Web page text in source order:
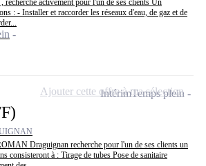
: - Installer et raccorder les réseaux d'eau, de gaz et de
Draguignan recherche pour l'un de ses clients un
consisteront à : Tirage de tubes Pose de sanitaire
IntérimTemps plein
Ajouter cette offre à ma sélection